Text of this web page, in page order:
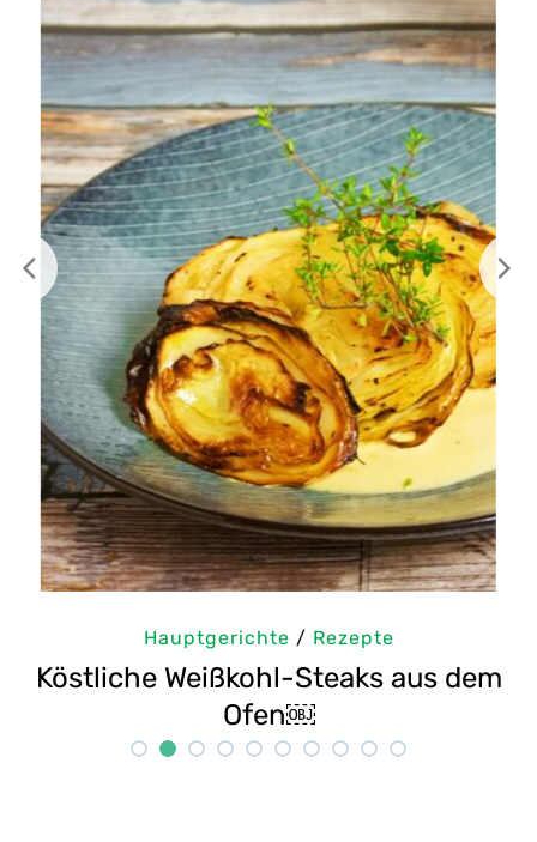
Hauptgerichte/Rezepte
Selbstgemachte Tahini:
Rezept